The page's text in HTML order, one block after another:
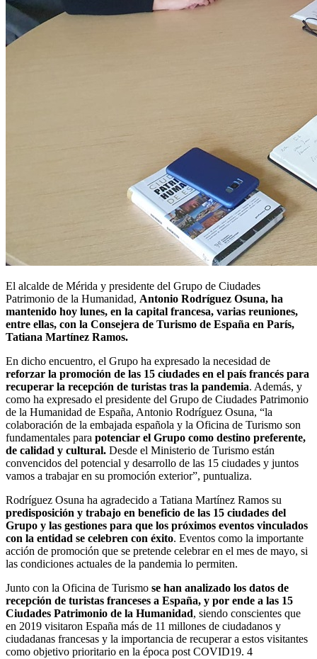
El alcalde de Mérida y presidente del Grupo de Ciudades
Patrimonio de la Humanidad, Antonio Rodríguez Osuna, ha
mantenido hoy lunes, en la capital francesa, varias reuniones,
entre ellas, con la Consejera de Turismo de España en París,
Tatiana Martínez Ramos.
En dicho encuentro, el Grupo ha expresado la necesidad de
reforzar la promoción de las 15 ciudades en el país francés para
recuperar la recepción de turistas tras la pandemia. Además, y
como ha expresado el presidente del Grupo de Ciudades Patrimonio
de la Humanidad de España, Antonio Rodríguez Osuna, “la
colaboración de la embajada española y la Oficina de Turismo son
fundamentales para potenciar el Grupo como destino preferente,
de calidad y cultural. Desde el Ministerio de Turismo están
convencidos del potencial y desarrollo de las 15 ciudades y juntos
vamos a trabajar en su promoción exterior”, puntualiza.
Rodríguez Osuna ha agradecido a Tatiana Martínez Ramos su
predisposición y trabajo en beneficio de las 15 ciudades del
Grupo y las gestiones para que los próximos eventos vinculados
con la entidad se celebren con éxito. Eventos como la importante
acción de promoción que se pretende celebrar en el mes de mayo, si
las condiciones actuales de la pandemia lo permiten.
Junto con la Oficina de Turismo se han analizado los datos de
recepción de turistas franceses a España, y por ende a las 15
Ciudades Patrimonio de la Humanidad, siendo conscientes que
en 2019 visitaron España más de 11 millones de ciudadanos y
ciudadanas francesas y la importancia de recuperar a estos visitantes
como objetivo prioritario en la época post COVID19. 4